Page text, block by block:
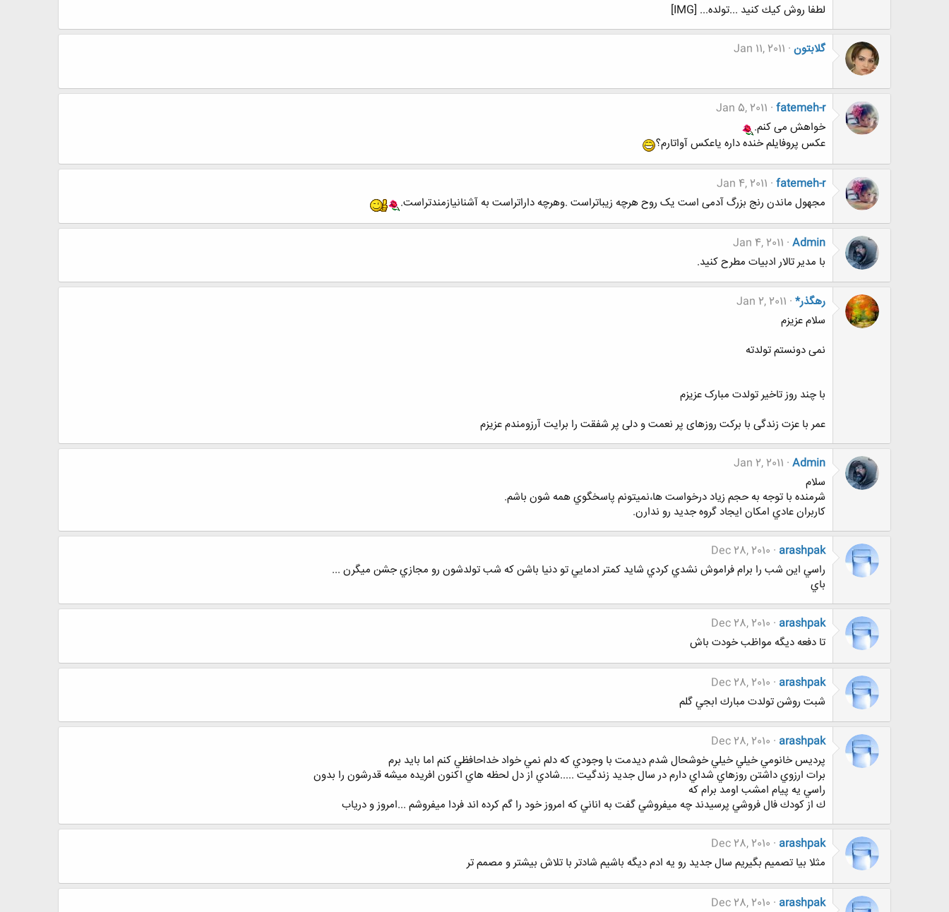
لطفا روش كيك كنيد ...تولده... [IMG]
گلابتون Jan 11, 2011
fatemeh-r
Jan 5, 2011
خواهش می کنم.
عکس پروفایلم خنده داره یاعکس آواتارم؟
fatemeh-r
Jan 4, 2011
مجهول ماندن رنج بزرگ آدمی است یک روح هرچه زیباتراست .وهرچه داراتراست به آشنانیازمندتراست.
Admin
Jan 4, 2011
با مدير تالار ادبيات مطرح كنيد.
رهگذر* Jan 2, 2011
سلام عزیزم
نمی دونستم تولدته
با چند روز تاخیر تولدت مبارک عزیزم
عمر با عزت زندگی با برکت روزهای پر نعمت و دلی پر شفقت را برایت آرزومندم عزیزم
Admin
Jan 2, 2011
سلام
شرمنده با توجه به حجم زياد درخواست ها،‌نميتونم پاسخگوي همه شون باشم.
كاربران عادي امكان ايجاد گروه جديد رو ندارن.
arashpak
Dec 28, 2010
راسي اين شب را برام فراموش نشدي كردي شايد كمتر ادمايي تو دنيا باشن كه شب تولدشون رو مجازي جشن ميگرن ...
باي
arashpak
Dec 28, 2010
تا دفعه ديگه مواظب خودت باش
arashpak
Dec 28, 2010
شبت روشن تولدت مبارك ابجي گلم
arashpak
Dec 28, 2010
پرديس خانومي خيلي خيلي خوشحال شدم ديدمت با وجودي كه دلم نمي خواد خداحافظي كنم اما بايد برم
برات ارزوي داشتن روزهاي شداي دارم در سال جديد زندگيت .....شادي از دل لحظه هاي اكنون افريده ميشه قدرشون را بدون
راسي يه پيام امشب اومد برام كه
ك از كودك فال فروشي پرسيدند چه ميفروشي گفت به اناني كه امروز خود را گم كرده اند فردا ميفروشم ...امروز و درياب
arashpak
Dec 28, 2010
مثلا بيا تصميم بگيريم سال جديد رو يه ادم ديگه باشيم شادتر با تلاش بيشتر و مصمم تر
arashpak
Dec 28, 2010